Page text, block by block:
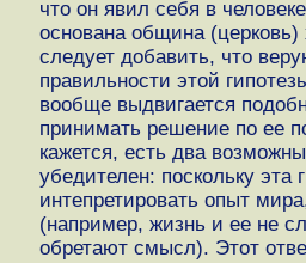
что он явил себя в
основана община
следует добавить, что
правильности этой
вообще выдвигается
принимать решение по ее
кажется, есть два
убедителен: поскольку эта
интепретировать опыт
(например, жизнь и ее не
обретают смысл). Этот